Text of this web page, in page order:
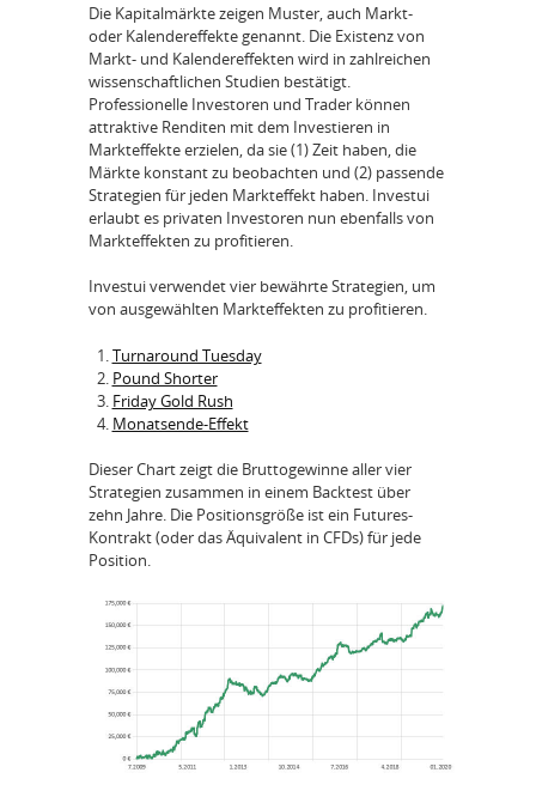
Die Kapitalmärkte zeigen Muster, auch Markt-
oder Kalendereffekte genannt. Die Existenz von
Markt- und Kalendereffekten wird in zahlreichen
wissenschaftlichen Studien bestätigt.
Professionelle Investoren und Trader können
attraktive Renditen mit dem Investieren in
Markteffekte erzielen, da sie (1) Zeit haben, die
Märkte konstant zu beobachten und (2) passende
Strategien für jeden Markteffekt haben. Investui
erlaubt es privaten Investoren nun ebenfalls von
Markteffekten zu profitieren.
Investui verwendet vier bewährte Strategien, um
von ausgewählten Markteffekten zu profitieren.
Turnaround Tuesday
Pound Shorter
Friday Gold Rush
Monatsende-Effekt
Dieser Chart zeigt die Bruttogewinne aller vier
Strategien zusammen in einem Backtest über
zehn Jahre. Die Positionsgröße ist ein Futures-
Kontrakt (oder das Äquivalent in CFDs) für jede
Position.